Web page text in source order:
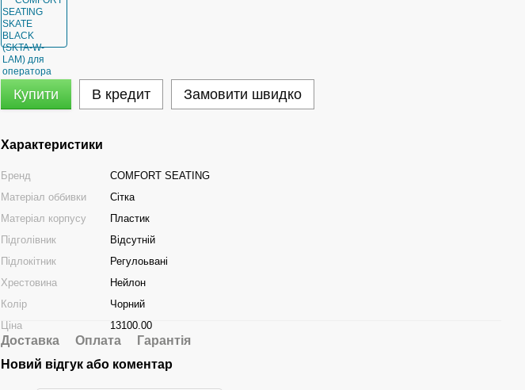
Купити В кредит Замовити швидко
Характеристики
Бренд
COMFORT SEATING
Матеріал оббивки
Сітка
Матеріал корпусу
Пластик
Підголівник
Відсутній
Підлокітник
Регулоьвані
Хрестовина
Нейлон
Колір
Чорний
Ціна
13100.00
Доставка Оплата
Гарантія
Новий відгук або коментар